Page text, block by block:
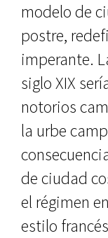
modelo de
postre,
imperante.
siglo XIX
notorios
la urbe
de ciudad
el régimen
estilo